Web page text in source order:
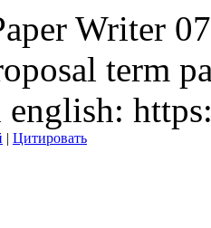
Writer
term
| Цитировать